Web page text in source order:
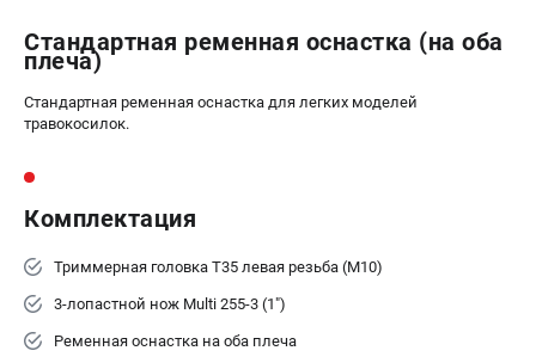
проспект Александровской Фермы, 29АЛ
пн-пт - с 9:00 до 18:00
+7 (8112) 59-12-69
Стандартная ременная оснастка (на оба
плеча)
Стандартная ременная оснастка для легких моделей
травокосилок.
Комплектация
Триммерная головка T35 левая резьба (M10)
3-лопастной нож Multi 255-3 (1")
Ременная оснастка на оба плеча